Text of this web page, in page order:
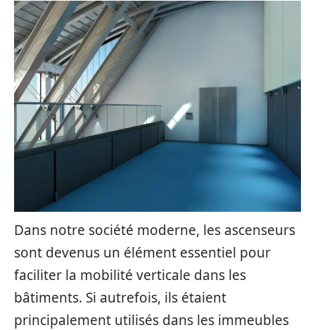
Dans notre société moderne, les ascenseurs
sont devenus un élément essentiel pour
faciliter la mobilité verticale dans les
bâtiments. Si autrefois, ils étaient
principalement utilisés dans les immeubles